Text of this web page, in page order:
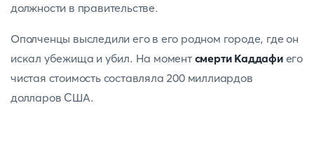
должности в правительстве.
Ополченцы выследили его в его родном городе, где он
искал убежища и убил. На момент смерти Каддафиего
чистая стоимость составляла 200 миллиардов
долларов США.